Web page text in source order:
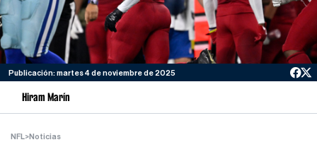
Publicación: martes 4 de noviembre de 2025
Hiram Marín
NFL>Noticias